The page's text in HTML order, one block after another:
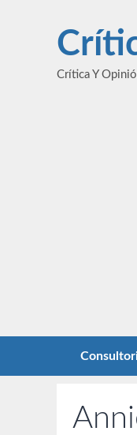
contenido
Crítica Y